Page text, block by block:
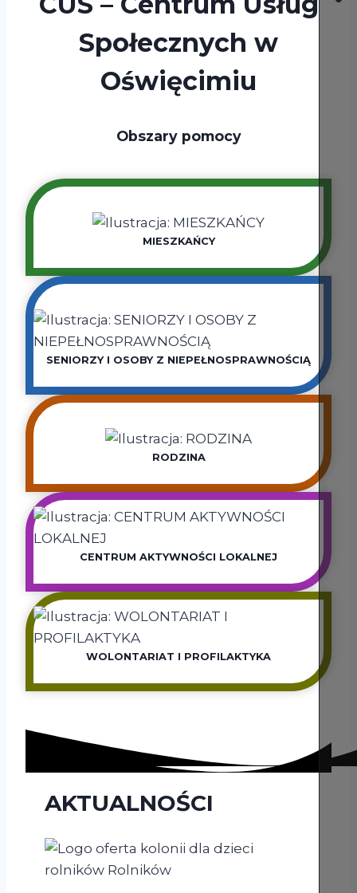
Społecznych w
Oświęcimiu
Obszary pomocy
MIESZKAŃCY
SENIORZY I OSOBY Z NIEPEŁNOSPRAWNOŚCIĄ
RODZINA
CENTRUM AKTYWNOŚCI LOKALNEJ
WOLONTARIAT I PROFILAKTYKA
AKTUALNOŚCI
Oferta
kolonii